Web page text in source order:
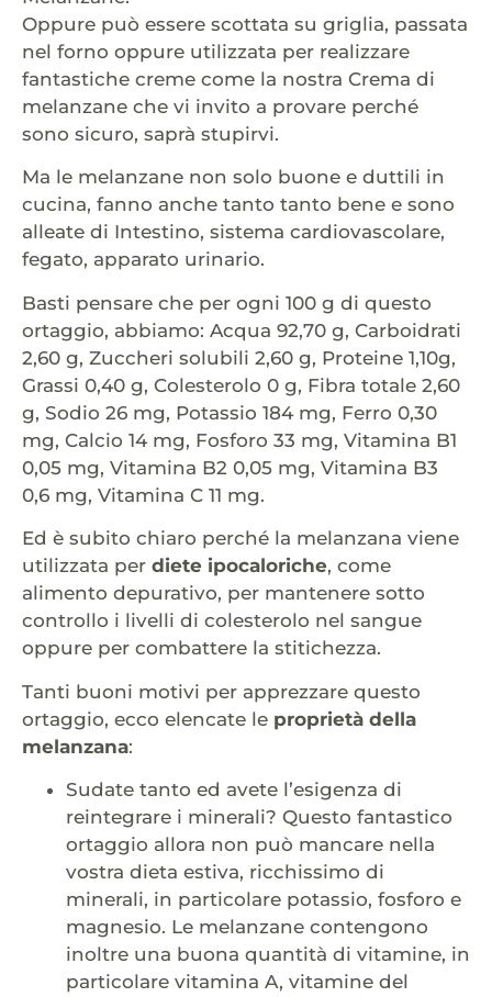
Oppure può essere scottata su griglia, passata
nel forno oppure utilizzata per realizzare
fantastiche creme come la nostra Crema di
melanzane che vi invito a provare perché
sono sicuro, saprà stupirvi.
Ma le melanzane non solo buone e duttili in
cucina, fanno anche tanto tanto bene e sono
alleate di Intestino, sistema cardiovascolare,
fegato, apparato urinario.
Basti pensare che per ogni 100 g di questo
ortaggio, abbiamo: Acqua 92,70 g, Carboidrati
2,60 g, Zuccheri solubili 2,60 g, Proteine 1,10g,
Grassi 0,40 g, Colesterolo 0 g, Fibra totale 2,60
g, Sodio 26 mg, Potassio 184 mg, Ferro 0,30
mg, Calcio 14 mg, Fosforo 33 mg, Vitamina B1
0,05 mg, Vitamina B2 0,05 mg, Vitamina B3
0,6 mg, Vitamina C 11 mg.
Ed è subito chiaro perché la melanzana viene
utilizzata per diete ipocaloriche, come
alimento depurativo, per mantenere sotto
controllo i livelli di colesterolo nel sangue
oppure per combattere la stitichezza.
Tanti buoni motivi per apprezzare questo
ortaggio, ecco elencate le proprietà della
melanzana:
Sudate tanto ed avete l’esigenza di
reintegrare i minerali? Questo fantastico
ortaggio allora non può mancare nella
vostra dieta estiva, ricchissimo di
minerali, in particolare potassio, fosforo e
magnesio. Le melanzane contengono
inoltre una buona quantità di vitamine, in
particolare vitamina A, vitamine del